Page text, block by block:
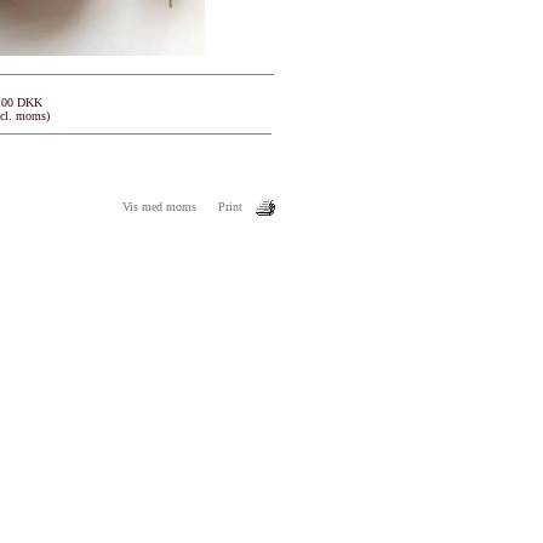
DKK
moms)
Vis med moms Print